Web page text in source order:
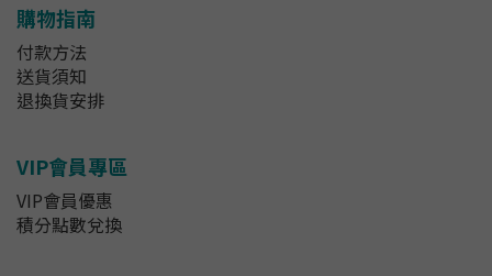
購物指南
付款方法
送貨須知
退換貨安排
VIP會員專區
VIP會員優惠
積分點數兌換